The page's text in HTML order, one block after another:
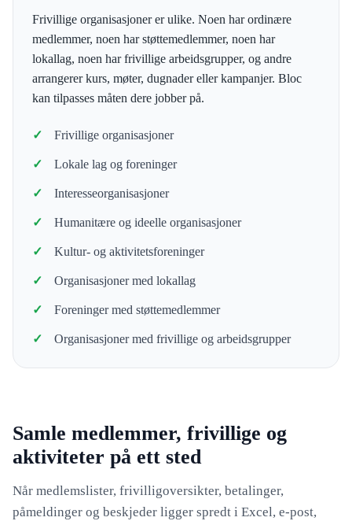
Frivillige organisasjoner er ulike. Noen har ordinære
medlemmer, noen har støttemedlemmer, noen har
lokallag, noen har frivillige arbeidsgrupper, og andre
arrangerer kurs, møter, dugnader eller kampanjer. Bloc
kan tilpasses måten dere jobber på.
Frivillige organisasjoner
Lokale lag og foreninger
Interesseorganisasjoner
Humanitære og ideelle organisasjoner
Kultur- og aktivitetsforeninger
Organisasjoner med lokallag
Foreninger med støttemedlemmer
Organisasjoner med frivillige og arbeidsgrupper
Samle medlemmer, frivillige og
aktiviteter på ett sted
Når medlemslister, frivilligoversikter, betalinger,
påmeldinger og beskjeder ligger spredt i Excel, e-post,